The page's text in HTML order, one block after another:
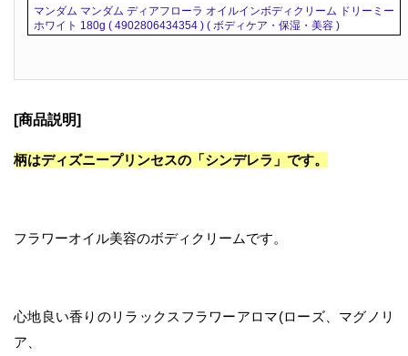
マンダム マンダム ディアフローラ オイルインボディクリーム ドリーミー
ホワイト 180g ( 4902806434354 ) ( ボディケア・保湿・美容 )
[商品説明]
柄はディズニープリンセスの「シンデレラ」です。
フラワーオイル美容のボディクリームです。
心地良い香りのリラックスフラワーアロマ(ローズ、マグノリ
ア、